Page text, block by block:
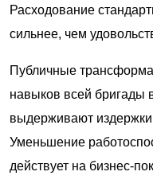
Расходование
сильнее, чем
Публичные
навыков всей бригады
выдерживают издержки
Уменьшение
действует на бизнес-